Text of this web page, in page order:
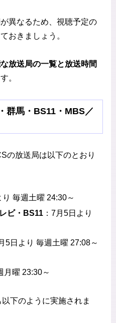
異なるため、視聴予定の
おきましょう。
放送局の一覧と放送時間
。
群馬・BS11・MBS／
の放送局は以下のとおり
り 毎週土曜 24:30～
ビ・BS11 ：7月5日より
5日より 毎週土曜 27:08～
月曜 23:30～
下のように実施されま